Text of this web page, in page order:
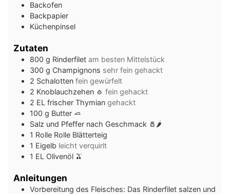
Backofen
Backpapier
Küchenpinsel
Zutaten
800 g Rinderfilet am besten Mittelstück
300 g Champignons sehr fein gehackt
2 Schalotten fein gewürfelt
2 Knoblauchzehen 🧄 fein gehackt
2 EL frischer Thymian gehackt
100 g Butter 🧈
Salz und Pfeffer nach Geschmack 🧂🌶️
1 Rolle Rolle Blätterteig
1 Eigelb leicht verquirlt
1 EL Olivenöl 🫒
Anleitungen
Vorbereitung des Fleisches: Das Rinderfilet salzen und